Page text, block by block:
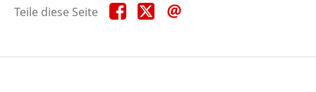
Teile diese Seite Teile
diese
Teile
diese